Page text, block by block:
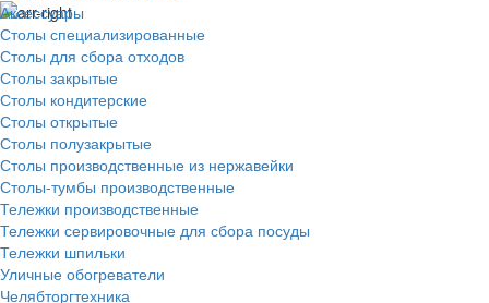
Аксессуары
Столы специализированные
Столы для сбора отходов
Столы закрытые
Столы кондитерские
Столы открытые
Столы полузакрытые
Столы производственные из нержавейки
Столы-тумбы производственные
Тележки производственные
Тележки сервировочные для сбора посуды
Тележки шпильки
Уличные обогреватели
Челябторгтехника